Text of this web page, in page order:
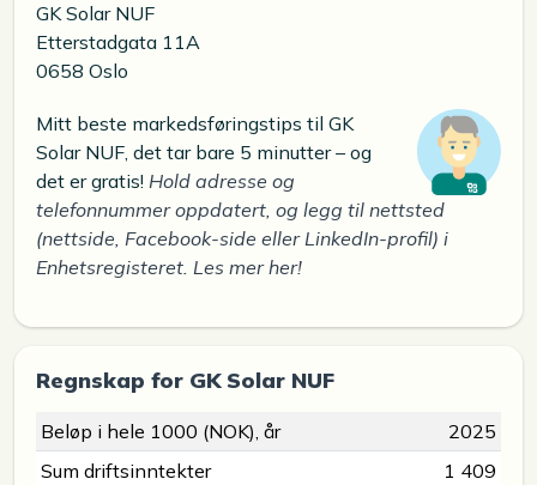
GK Solar NUF
Etterstadgata 11A
0658 Oslo
Mitt beste markedsføringstips til GK
Solar NUF, det tar bare 5 minutter – og
det er gratis! Hold adresse og
telefonnummer oppdatert, og legg til nettsted
(nettside, Facebook-side eller LinkedIn-profil) i
Enhetsregisteret. Les mer her!
Regnskap for GK Solar NUF
Beløp i hele 1000 (NOK), år
2025
Sum driftsinntekter
1 409